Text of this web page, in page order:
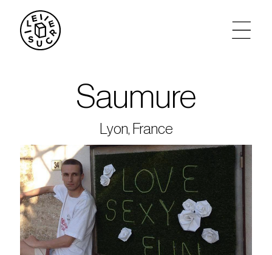
agenda
tickets
le sucre max
partenariats
privatisations
Saumure
Lyon, France